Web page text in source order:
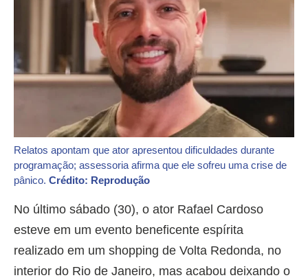
Relatos apontam que ator apresentou dificuldades durante
programação; assessoria afirma que ele sofreu uma crise de
pânico. Crédito: Reprodução
No último sábado (30), o ator Rafael Cardoso
esteve em um evento beneficente espírita
realizado em um shopping de Volta Redonda, no
interior do Rio de Janeiro, mas acabou deixando o